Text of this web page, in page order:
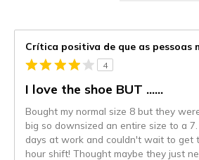
Crítica positiva de que as pessoas
4
I love the shoe BUT ......
Bought my normal size 8 but they
big so downsized an entire size to a
days at work and couldn't wait to get
hour shift! Thought maybe they just